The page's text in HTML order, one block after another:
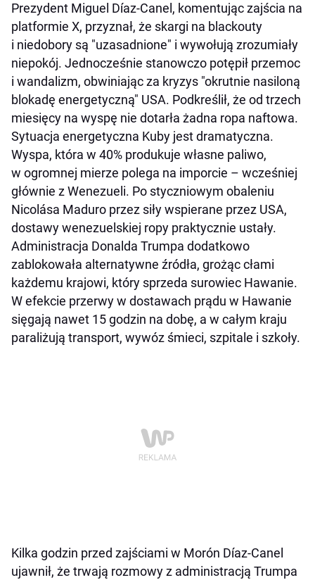
Prezydent Miguel Díaz-Canel, komentując zajścia na
platformie X, przyznał, że skargi na blackouty
i niedobory są "uzasadnione" i wywołują zrozumiały
niepokój. Jednocześnie stanowczo potępił przemoc
i wandalizm, obwiniając za kryzys "okrutnie nasiloną
blokadę energetyczną" USA. Podkreślił, że od trzech
miesięcy na wyspę nie dotarła żadna ropa naftowa.
Sytuacja energetyczna Kuby jest dramatyczna.
Wyspa, która w 40% produkuje własne paliwo,
w ogromnej mierze polega na imporcie – wcześniej
głównie z Wenezueli. Po styczniowym obaleniu
Nicolása Maduro przez siły wspierane przez USA,
dostawy wenezuelskiej ropy praktycznie ustały.
Administracja Donalda Trumpa dodatkowo
zablokowała alternatywne źródła, grożąc cłami
każdemu krajowi, który sprzeda surowiec Hawanie.
W efekcie przerwy w dostawach prądu w Hawanie
sięgają nawet 15 godzin na dobę, a w całym kraju
paraliżują transport, wywóz śmieci, szpitale i szkoły.
Kilka godzin przed zajściami w Morón Díaz-Canel
ujawnił, że trwają rozmowy z administracją Trumpa